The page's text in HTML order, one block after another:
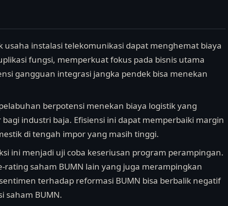
usaha instalasi telekomunikasi dapat menghemat biaya
fungsi, memperkuat fokus pada bisnis utama
gangguan integrasi jangka pendek bisa menekan
berpotensi menekan biaya logistik yang
industri baja. Efisiensi ini dapat memperbaiki margin
di tengah impor yang masih tinggi.
ini menjadi uji coba keseriusan program perampingan.
rating saham BUMN lain yang juga merampingkan
terhadap reformasi BUMN bisa berbalik negatif
saham BUMN.